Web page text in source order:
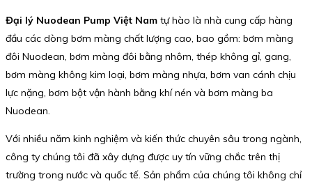
Đại lý Nuodean Pump Việt Nam tự hào là nhà cung cấp hàng
đầu các dòng bơm màng chất lượng cao, bao gồm: bơm màng
đôi Nuodean, bơm màng đôi bằng nhôm, thép không gỉ, gang,
bơm màng không kim loại, bơm màng nhựa, bơm van cánh chịu
lực nặng, bơm bột vận hành bằng khí nén và bơm màng ba
Nuodean.
Với nhiều năm kinh nghiệm và kiến thức chuyên sâu trong ngành,
công ty chúng tôi đã xây dựng được uy tín vững chắc trên thị
trường trong nước và quốc tế. Sản phẩm của chúng tôi không chỉ